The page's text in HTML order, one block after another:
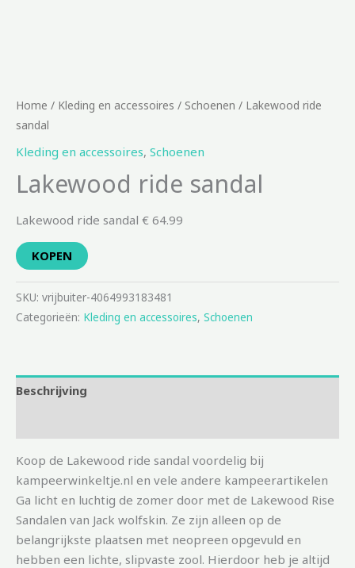
Home / Kleding en accessoires / Schoenen / Lakewood ride
sandal
Kleding en accessoires, Schoenen
Lakewood ride sandal
Lakewood ride sandal € 64.99
KOPEN
SKU: vrijbuiter-4064993183481
Categorieën: Kleding en accessoires, Schoenen
Beschrijving
Koop de Lakewood ride sandal voordelig bij
kampeerwinkeltje.nl en vele andere kampeerartikelen
Ga licht en luchtig de zomer door met de Lakewood Rise
Sandalen van Jack wolfskin. Ze zijn alleen op de
belangrijkste plaatsen met neopreen opgevuld en
hebben een lichte, slipvaste zool. Hierdoor heb je altijd